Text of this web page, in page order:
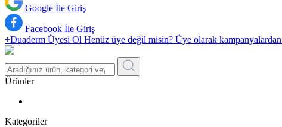
Google İle Giriş
Facebook İle Giriş
+Duaderm Üyesi Ol Henüz üye değil misin? Üye olarak kampanyalardan
Ürünler
Kategoriler